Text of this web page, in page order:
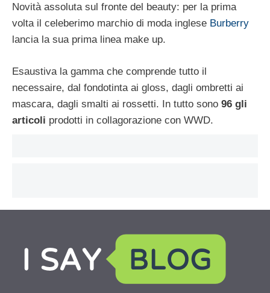
Novità assoluta sul fronte del beauty: per la prima
volta il celeberimo marchio di moda inglese Burberry
lancia la sua prima linea make up.
Esaustiva la gamma che comprende tutto il
necessaire, dal fondotinta ai gloss, dagli ombretti ai
mascara, dagli smalti ai rossetti. In tutto sono 96 gli
articoli prodotti in collagorazione con WWD.